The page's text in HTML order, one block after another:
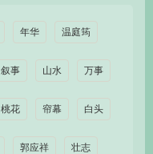
年华 温庭筠
叙事 山水 万事
桃花 帘幕 白头
郭应祥 壮志